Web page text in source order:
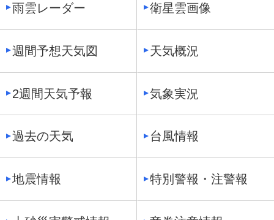
雨雲レーダー 衛星雲画像
週間予想天気図 天気概況
2週間天気予報 気象実況
過去の天気 台風情報
地震情報 特別警報・注警報